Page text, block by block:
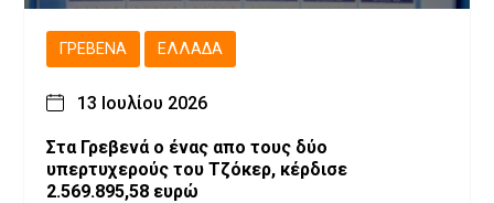
ΓΡΕΒΕΝΆ ΕΛΛΆΔΑ
13 Ιουλίου 2026
Στα Γρεβενά ο ένας απο τους δύο
υπερτυχερούς του Τζόκερ, κέρδισε
2.569.895,58 ευρώ